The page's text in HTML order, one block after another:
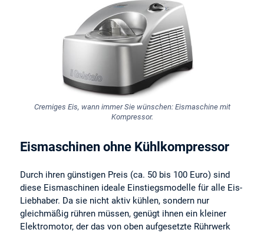
Cremiges Eis, wann immer Sie wünschen: Eismaschine mit
Kompressor.
Eismaschinen ohne Kühlkompressor
Durch ihren günstigen Preis (ca. 50 bis 100 Euro) sind
diese Eismaschinen ideale Einstiegsmodelle für alle Eis-
Liebhaber. Da sie nicht aktiv kühlen, sondern nur
gleichmäßig rühren müssen, genügt ihnen ein kleiner
Elektromotor, der das von oben aufgesetzte Rührwerk